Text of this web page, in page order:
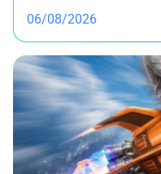
06/08/2026